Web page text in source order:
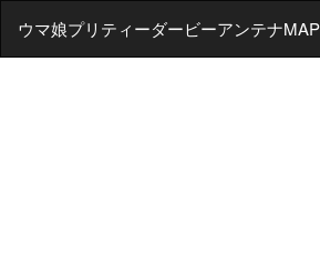
ウマ娘プリティーダービーアンテナMAP